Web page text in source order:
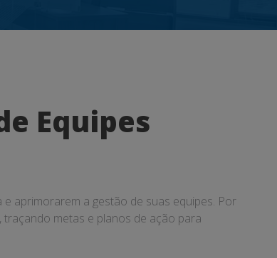
Equipes
aprimorarem a gestão de suas equipes. Por
metas e planos de ação para